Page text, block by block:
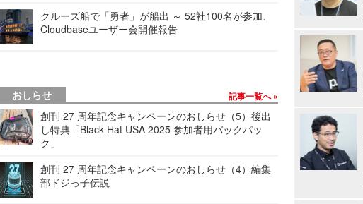
クルーズ船で「勇者」が船出 ～ 52社100名が参加、
Cloudbaseユーザー会開催報告
おしらせ 記事一覧へ
創刊 27 周年記念キャンペーンのおしらせ（5）後出
し特典「Black Hat USA 2025 参加者用バックパッ
ク」
創刊 27 周年記念キャンペーンのおしらせ（4）編集
部ドジっ子伝説